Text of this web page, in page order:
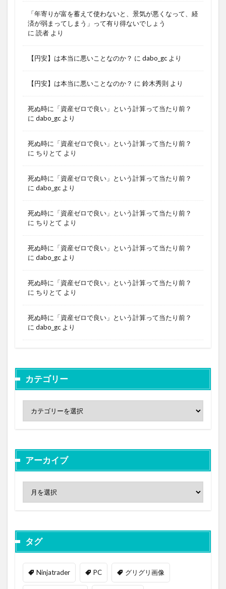
「年寄りが富を蓄えて使わないと、景気が悪くなって、経
済が弱まってしまう」って有り得ないでしょう
に 読者 より
【円安】は本当に悪いことなのか？ に dabo_gc より
【円安】は本当に悪いことなのか？ に 鈴木秀則 より
死ぬ時に「資産ゼロで良い」という計算って当たり前？
に dabo_gc より
死ぬ時に「資産ゼロで良い」という計算って当たり前？
に ちりとて より
死ぬ時に「資産ゼロで良い」という計算って当たり前？
に dabo_gc より
死ぬ時に「資産ゼロで良い」という計算って当たり前？
に ちりとて より
死ぬ時に「資産ゼロで良い」という計算って当たり前？
に dabo_gc より
死ぬ時に「資産ゼロで良い」という計算って当たり前？
に ちりとて より
死ぬ時に「資産ゼロで良い」という計算って当たり前？
に dabo_gc より
カテゴリー
アーカイブ
タグ
Ninjatrader PC グリグリ画像